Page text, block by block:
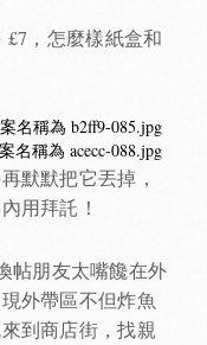
，怎麼樣紙盒和
默默把它丟掉，
用拜託！
帖朋友太嘴饞在外
外帶區不但炸魚
到商店街，找親